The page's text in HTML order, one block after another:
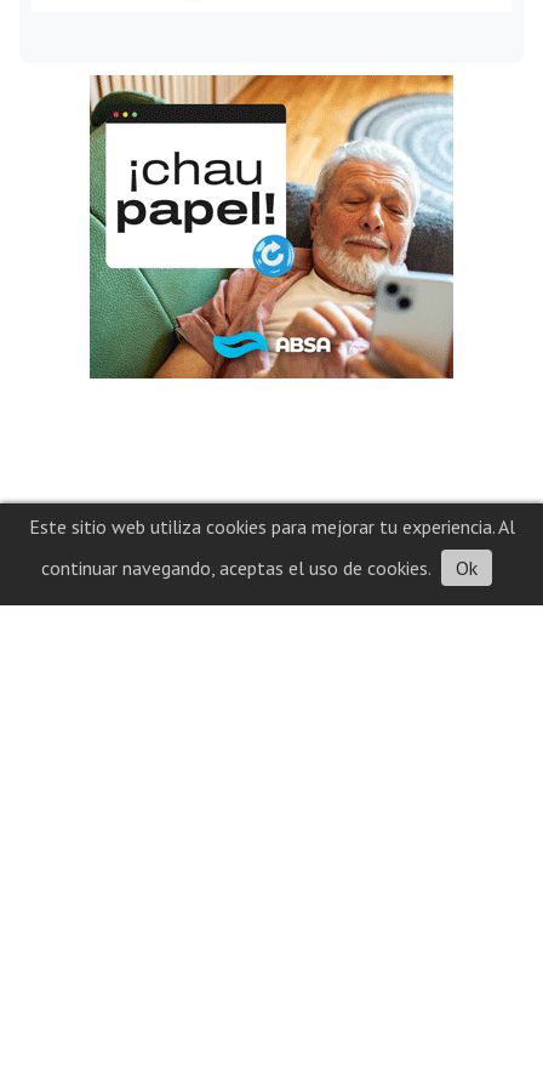
Este sitio web utiliza cookies para mejorar tu experiencia. Al
continuar navegando, aceptas el uso de cookies.
Ok